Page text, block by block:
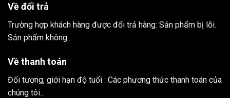
Về đổi trả
Trường hợp khách hàng được đổi trả hàng: Sản phẩm bị lỗi.
Sản phẩm không...
Về thanh toán
Đối tượng, giới hạn độ tuổi : Các phương thức thanh toán của
chúng tôi...